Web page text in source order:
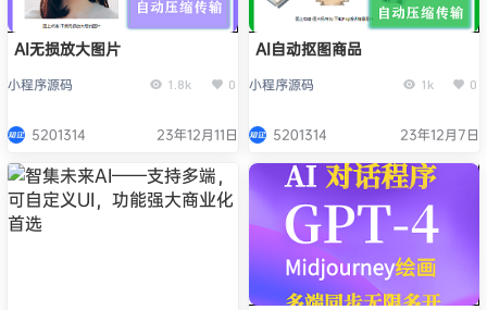
AI无损放大图片
小程序源码 1.8k 0
5201314 23年12月11日
AI自动抠图商品
小程序源码 1k 0
5201314 23年12月7日